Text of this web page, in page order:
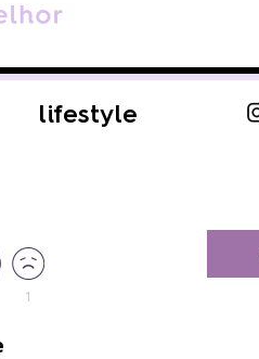
lifestyle
1